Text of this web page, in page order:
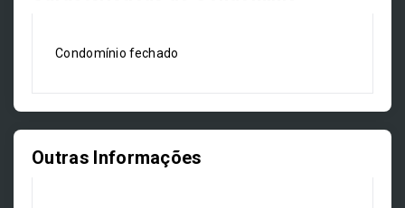
Condomínio fechado
Outras Informações